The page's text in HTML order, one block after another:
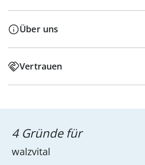
Über uns
Vertrauen
4 Gründe für
walzvital